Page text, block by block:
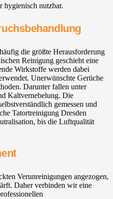
hygienisch nutzbar.
die größte Herausforderung
Reinigung geschieht eine
Wirkstoffe werden dabei
Unerwünschte Gerüche
Darunter fallen unter
Kaltvernebelung. Die
gemessen und
Tatortreinigung Dresden
bis die Luftqualität
Verunreinigungen angezogen,
Daher verbinden wir eine